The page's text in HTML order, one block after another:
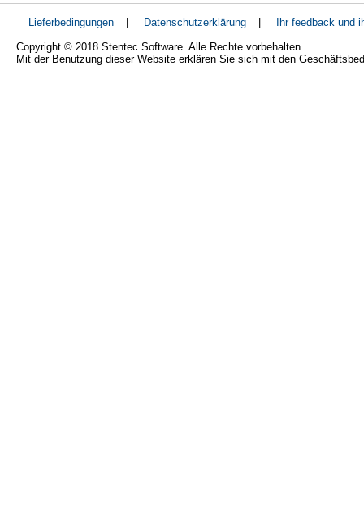
Lieferbedingungen Datenschutzerklärung
Ihr feedback und
Copyright © 2018 Stentec Software. Alle Rechte vorbehalten.
Mit der Benutzung dieser Website erklären Sie sich mit den